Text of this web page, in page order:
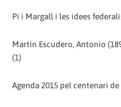
Pi i Margall i les idees
Martín Escudero, Antonio
(1)
Agenda 2015 pel centenari